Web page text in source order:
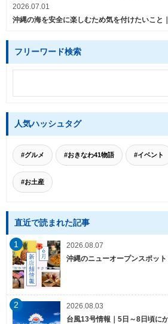
2026.07.01
沖縄の海を安全に楽しむため気を付けたいこと
フリーワード検索
人気ハッシュタグ
#グルメ #おきなわ41物語 #イベント
#お土産
直近で読まれた記事
1
2026.08.07
沖縄のニューオープンスポッ
2
2026.08.03
台風13号情報｜5日～8日頃に